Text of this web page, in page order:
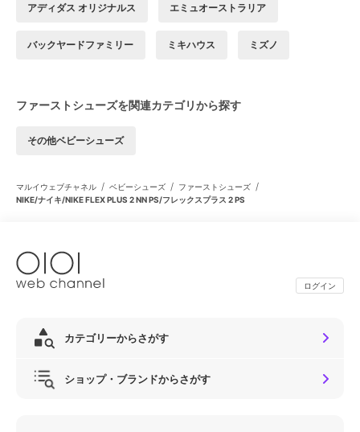
アディダス オリジナルス エミュオーストラリア
バックヤードファミリー ミキハウス ミズノ
ファーストシューズを関連カテゴリから探す
その他ベビーシューズ
マルイウェブチャネル / ベビーシューズ / ファーストシューズ /
NIKE/ナイキ/NIKE FLEX PLUS 2 NN PS/フレックスプラス 2 PS
ログイン
カテゴリーからさがす
ショップ・ブランドからさがす